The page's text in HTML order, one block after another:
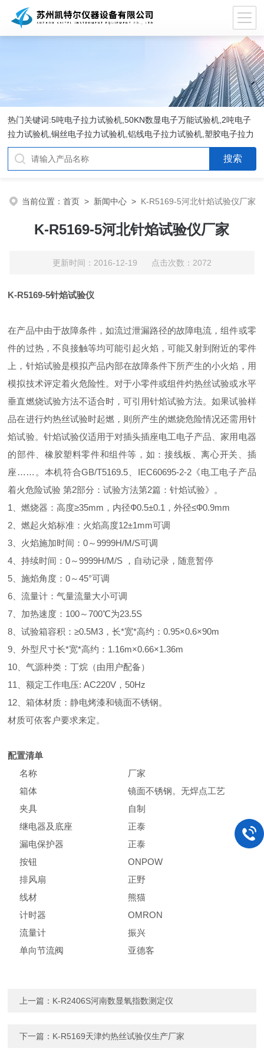
热门关键词:5吨电子拉力试验机,50KN数显电子万能试验机,2吨电子
拉力试验机,铜丝电子拉力试验机,铝线电子拉力试验机,塑胶电子拉力
试验机.
当前位置：首页 > 新闻中心 > K-R5169-5河北针焰试验仪厂家
K-R5169-5河北针焰试验仪厂家
更新时间：2016-12-19 点击次数：2072
K-R5169-5针焰试验仪
在产品中由于故障条件，如流过泄漏路径的故障电流，组件或零
件的过热，不良接触等均可能引起火焰，可能又射到附近的零件
上，针焰试验是模拟产品内部在故障条件下所产生的小火焰，用
模拟技术评定着火危险性。对于小零件或组件灼热丝试验或水平
垂直燃烧试验方法不适合时，可引用针焰试验方法。如果试验样
品在进行灼热丝试验时起燃，则所产生的燃烧危险情况还需用针
焰试验。针焰试验仪适用于对插头插座电工电子产品、家用电器
的部件、橡胶塑料零件和组件等，如：接线板、离心开关、插
座……。本机符合GB/T5169.5、IEC60695-2-2《电工电子产品
着火危险试验 第2部分：试验方法第2篇：针焰试验》。
1、燃烧器：高度≥35mm ，内径Ф0.5±0.1，外径≤Ф0.9mm
2、燃起火焰标准：火焰高度12±1mm可调
3、火焰施加时间：0～9999H/M/S可调
4、持续时间：0～9999H/M/S ，自动记录，随意暂停
5、施焰角度：0～45°可调
6、流量计：气量流量大小可调
7、加热速度：100～700℃为23.5S
8、试验箱容积：≥0.5M3，长*宽*高约：0.95×0.6×90m
9、外型尺寸长*宽*高约：1.16m×0.66×1.36m
10、气源种类：丁烷（由用户配备）
11、额定工作电压: AC220V，50Hz
12、箱体材质：静电烤漆和镜面不锈钢。
材质可依客户要求来定。
配置清单
名称
厂家
箱体
镜面不锈钢。无焊点工艺
夹具
自制
继电器及底座
正泰
漏电保护器
正泰
按钮
ONPOW
排风扇
正野
线材
熊猫
计时器
OMRON
流量计
振兴
单向节流阀
亚德客
上一篇： K-R2406S河南数显氧指数测定仪
下一篇： K-R5169天津灼热丝试验仪生产厂家